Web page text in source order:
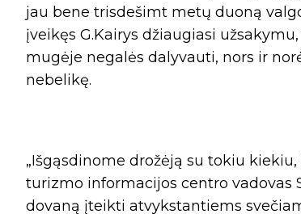
jau bene trisdešimt metų duoną
įveikęs G.Kairys džiaugiasi
mugėje negalės dalyvauti, nors ir
nebelikę.
„Išgąsdinome drožėją su tokiu
turizmo informacijos centro vadovas
dovaną įteikti atvykstantiems